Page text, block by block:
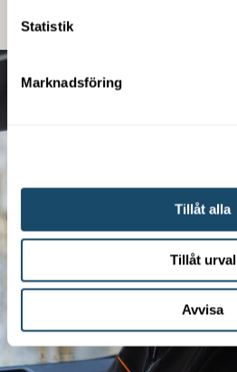
Statistik
Marknadsföring
Tillåt alla
Tillåt urval
Avvisa